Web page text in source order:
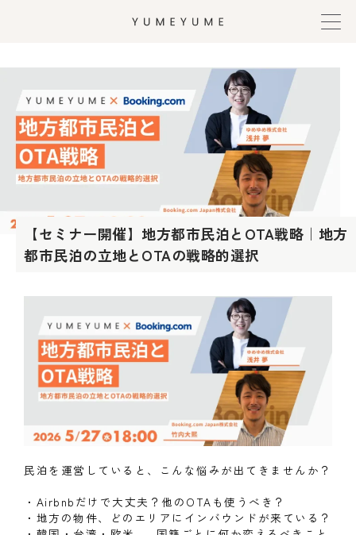
【セミナー開催】地方都市民泊とOTA戦略｜地方
都市民泊の立地とOTAの戦略的選択
民泊を運営していると、こんな悩みが出てきませんか？
・Airbnbだけで大丈夫？他のOTAも使うべき？
・地方の物件、どのエリアにインバウンドが来ている？